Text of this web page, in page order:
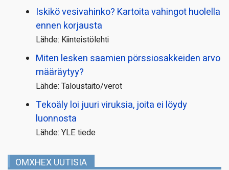
Iskikö vesivahinko? Kartoita vahingot huolella
ennen korjausta
Lähde: Kiinteistölehti
Miten lesken saamien pörssi­osakkeiden arvo
määräytyy?
Lähde: Taloustaito/verot
Tekoäly loi juuri viruksia, joita ei löydy
luonnosta
Lähde: YLE tiede
OMXHEX UUTISIA